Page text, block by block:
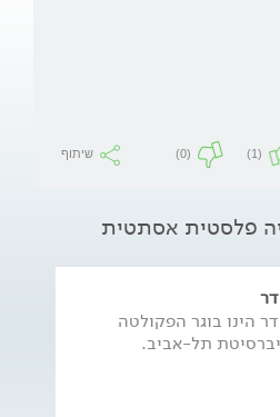
(1)
(0) שיתוף
פלסטית אסתטית
הינו בוגר הפקולטה
תל-אביב.